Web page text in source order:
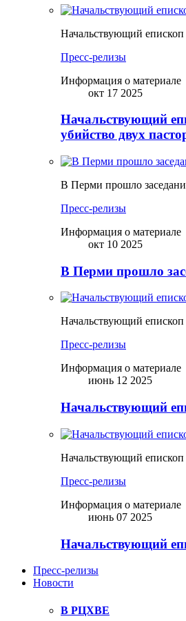
Начальствующий
Пресс-релизы
Информация о материале
окт 17 2025
Начальствующий
убийство двух
В Перми прошло
Пресс-релизы
Информация о материале
окт 10 2025
В Перми прошло
Начальствующий
Пресс-релизы
Информация о материале
июнь 12 2025
Начальствующий
Начальствующий
Пресс-релизы
Информация о материале
июнь 07 2025
Начальствующий
Пресс-релизы
Новости
В РЦХВЕ